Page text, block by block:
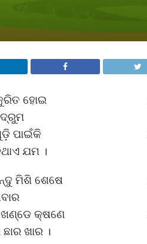
ହୋଇ
ପାଇଁକି
ଯମ ।
ମିଶି ଶେଷେ
କ୍ଷଣେ
ଖାର ।